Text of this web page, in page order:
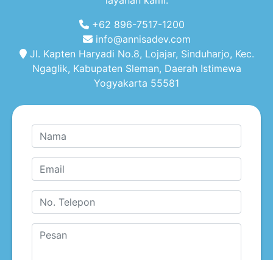
+62 896-7517-1200
info@annisadev.com
Jl. Kapten Haryadi No.8, Lojajar, Sinduharjo, Kec.
Ngaglik, Kabupaten Sleman, Daerah Istimewa
Yogyakarta 55581